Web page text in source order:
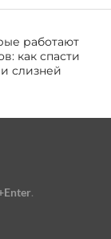
работают
как спасти
слизней
.